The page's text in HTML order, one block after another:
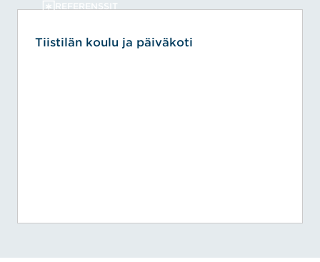
REFERENSSIT
Tiistilän koulu ja päiväkoti